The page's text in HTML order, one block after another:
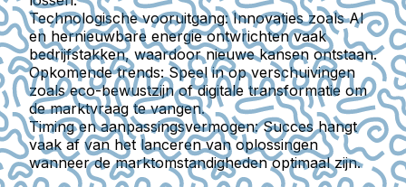
Technologische vooruitgang:Innovaties zoals AI
en hernieuwbare energie ontwrichten vaak
bedrijfstakken, waardoor nieuwe kansen ontstaan.
Opkomende trends: Speel in op verschuivingen
zoals eco-bewustzijn of digitale transformatie om
de marktvraag te vangen.
Timing en aanpassingsvermogen:Succes hangt
vaak af van het lanceren van oplossingen
wanneer de marktomstandigheden optimaal zijn.